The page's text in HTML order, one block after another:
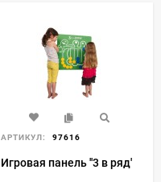
АРТИКУЛ: 97616
Игровая панель ''3 в ряд'